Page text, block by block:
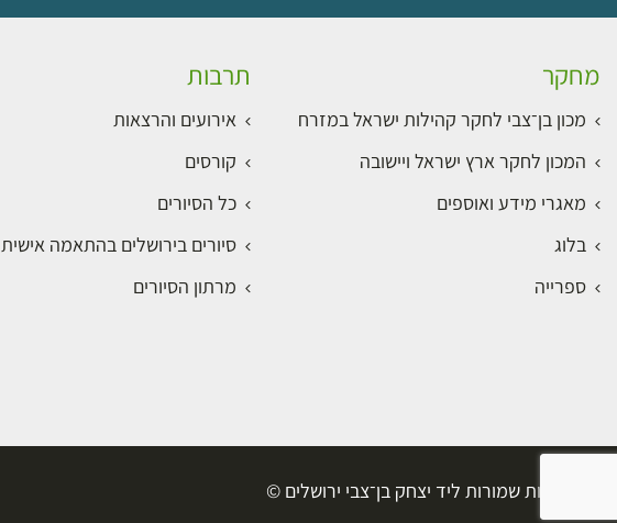
מחקר
מכון בן־צבי לחקר קהילות ישראל במזרח
המכון לחקר ארץ ישראל ויישובה
מאגרי מידע ואוספים
בלוג
ספרייה
תרבות
אירועים והרצאות
קורסים
כל הסיורים
סיורים בירושלים בהתאמה אישית
מרתון הסיורים
כל הזכויות שמורות ליד יצחק בן־צבי ירושלים ©